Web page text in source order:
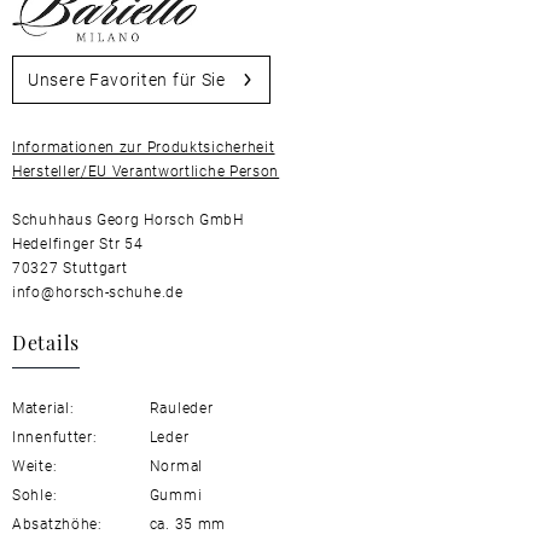
Unsere Favoriten für Sie
Informationen zur Produktsicherheit
Hersteller/EU Verantwortliche Person
Schuhhaus Georg Horsch GmbH
Hedelfinger Str 54
70327 Stuttgart
info@horsch-schuhe.de
Details
Material:
Rauleder
Innenfutter:
Leder
Weite:
Normal
Sohle:
Gummi
Absatzhöhe:
ca. 35 mm